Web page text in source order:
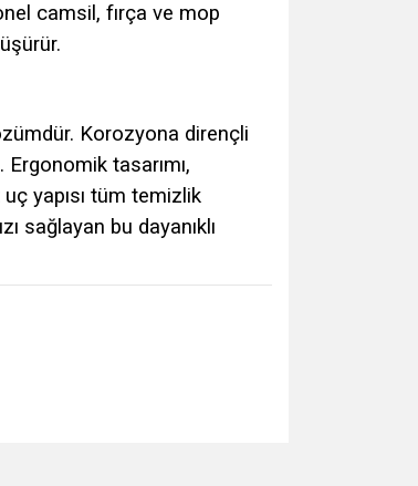
camsil, fırça ve mop
Korozyona dirençli
tasarımı,
yapısı tüm temizlik
sağlayan bu dayanıklı